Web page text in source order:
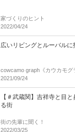
家づくりのヒント
2022/04/24
広いリビングとルーバルに
cowcamo graph《カウカモグ
2021/09/24
【＃武蔵関】吉祥寺と目
る街
街の先輩に聞く！
2022/03/25